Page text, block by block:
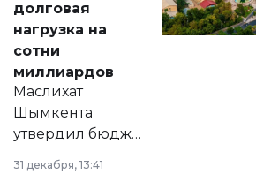
долговая
нагрузка на
сотни
миллиардов
Маслихат
Шымкента
утвердил бюджет
города на 2026–
2028 годы.
31 декабря, 13:41